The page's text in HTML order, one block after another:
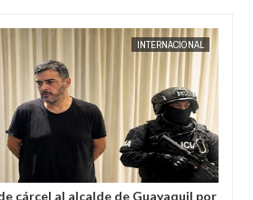
INTERNACIONAL
cárcel al alcalde de Guayaquil por
JORGE